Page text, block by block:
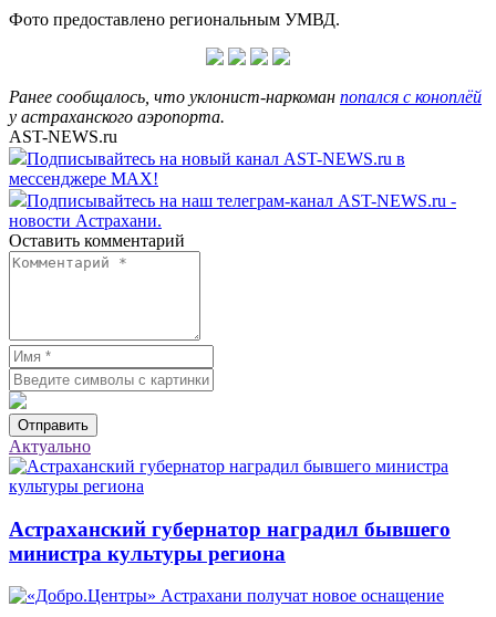
Фото предоставлено региональным УМВД.
Ранее сообщалось, что уклонист-наркоман попался с коноплёй
у астраханского аэропорта.
AST-NEWS.ru
Подписывайтесь на новый канал AST-NEWS.ru в
мессенджере MAX!
Подписывайтесь на наш телеграм-канал AST-NEWS.ru -
новости Астрахани.
Оставить комментарий
Отправить
Актуально
Астраханский губернатор наградил бывшего
министра культуры региона